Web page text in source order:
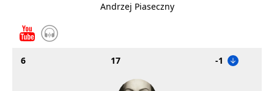
Andrzej Piaseczny
6 17 -1